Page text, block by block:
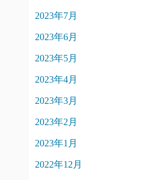
2023年7月
2023年6月
2023年5月
2023年4月
2023年3月
2023年2月
2023年1月
2022年12月